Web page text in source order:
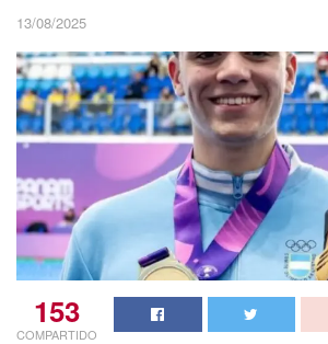
13/08/2025
153
COMPARTIDO